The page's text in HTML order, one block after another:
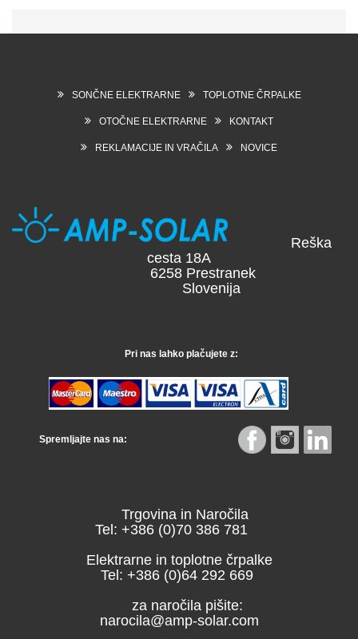
SONČNE ELEKTRARNE TOPLOTNE ČRPALKE
OTOČNE ELEKTRARNE KONTAKT
REKLAMACIJE IN VRAČILA NOVICE
Reška
cesta 18A
6258 Prestranek
Slovenija
Pri nas lahko plačujete z:
Spremljajte nas na:
Trgovina in Naročila
Tel: +386 (0)70 386 781
Elektrarne in toplotne črpalke
Tel: +386 (0)64 292 669
za naročila pišite:
narocila@amp-solar.com